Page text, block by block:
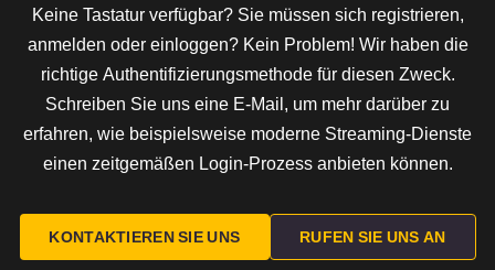
Keine Tastatur verfügbar? Sie müssen sich registrieren,
anmelden oder einloggen? Kein Problem! Wir haben die
richtige Authentifizierungsmethode für diesen Zweck.
Schreiben Sie uns eine E-Mail, um mehr darüber zu
erfahren, wie beispielsweise moderne Streaming-Dienste
einen zeitgemäßen Login-Prozess anbieten können.
KONTAKTIEREN SIE UNS RUFEN SIE UNS AN